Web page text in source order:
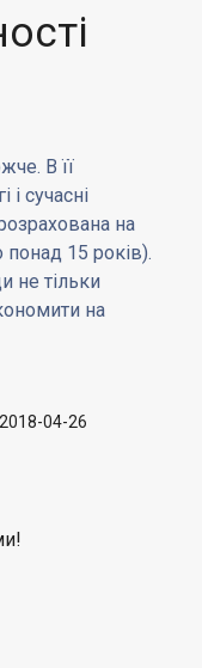
В її
сучасні
на
15 років).
не тільки
на
2018-04-26